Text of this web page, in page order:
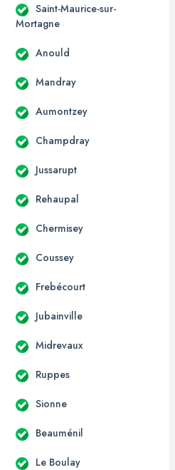
Saint-Maurice-sur-
Mortagne
Anould
Mandray
Aumontzey
Champdray
Jussarupt
Rehaupal
Chermisey
Coussey
Frebécourt
Jubainville
Midrevaux
Ruppes
Sionne
Beauménil
Le Boulay